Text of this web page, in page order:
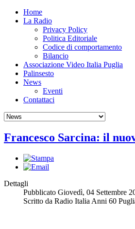
Home
La Radio
Privacy Policy
Politica Editoriale
Codice di comportamento
Bilancio
Associazione Video Italia Puglia
Palinsesto
News
Eventi
Contattaci
Francesco Sarcina: il
Dettagli
Pubblicato Giovedì, 04 Settembre
Scritto da Radio Italia Anni 60